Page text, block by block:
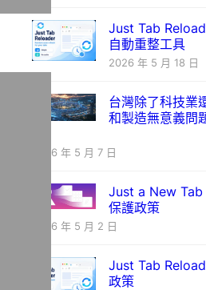
Just Tab
自動重整工具
2026 年 5 月 18 日
台灣除了科技業
和製造無意義問
2026 年 5 月 7 日
Just a New
保護政策
2026 年 5 月 2 日
Just Tab
政策